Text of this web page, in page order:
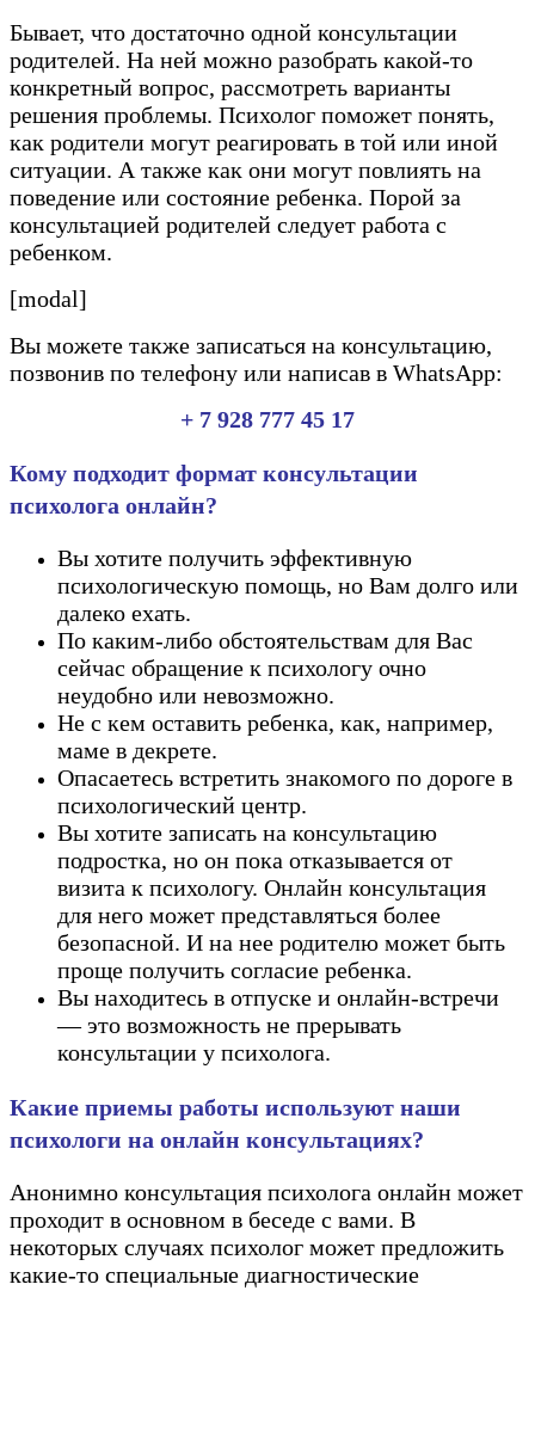
Бывает, что достаточно одной консультации
родителей. На ней можно разобрать какой-то
конкретный вопрос, рассмотреть варианты
решения проблемы. Психолог поможет понять,
как родители могут реагировать в той или иной
ситуации. А также как они могут повлиять на
поведение или состояние ребенка. Порой за
консультацией родителей следует работа с
ребенком.
[modal]
Вы можете также записаться на консультацию,
позвонив по телефону или написав в WhatsApp:
+ 7 928 777 45 17
Кому подходит формат консультации
психолога онлайн?
Вы хотите получить эффективную
психологическую помощь, но Вам долго или
далеко ехать.
По каким-либо обстоятельствам для Вас
сейчас обращение к психологу очно
неудобно или невозможно.
Не с кем оставить ребенка, как, например,
маме в декрете.
Опасаетесь встретить знакомого по дороге в
психологический центр.
Вы хотите записать на консультацию
подростка, но он пока отказывается от
визита к психологу. Онлайн консультация
для него может представляться более
безопасной. И на нее родителю может быть
проще получить согласие ребенка.
Вы находитесь в отпуске и онлайн-встречи
— это возможность не прерывать
консультации у психолога.
Какие приемы работы используют наши
психологи на онлайн консультациях?
Анонимно консультация психолога онлайн может
проходит в основном в беседе с вами. В
некоторых случаях психолог может предложить
какие-то специальные диагностические